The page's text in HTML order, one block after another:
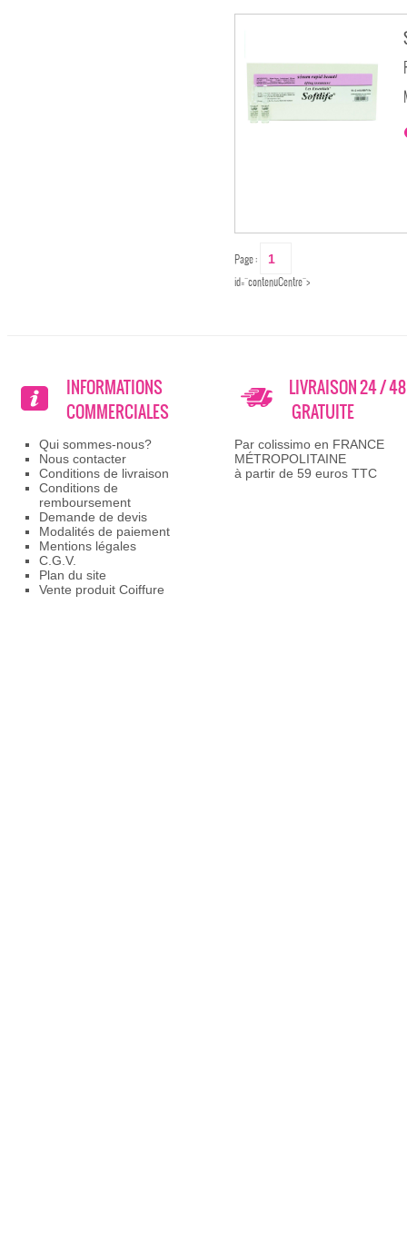
Page :
id="contenuCentre">
INFORMATIONS
COMMERCIALES
Qui sommes-nous?
Nous contacter
Conditions de livraison
Conditions de
remboursement
Demande de devis
Modalités de paiement
Mentions légales
C.G.V.
Plan du site
Vente produit Coiffure
LIVRAISON 24 /
GRATUITE
Par colissimo en FRANCE
MÉTROPOLITAINE
à partir de 59 euros TTC